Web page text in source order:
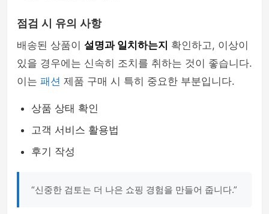
점검 시 유의 사항
배송된 상품이 설명과 일치하는지 확인하고, 이상이
있을 경우에는 신속히 조치를 취하는 것이 좋습니다.
이는 패션 제품 구매 시 특히 중요한 부분입니다.
상품 상태 확인
고객 서비스 활용법
후기 작성
“신중한 검토는 더 나은 쇼핑 경험을 만들어 줍니다.”